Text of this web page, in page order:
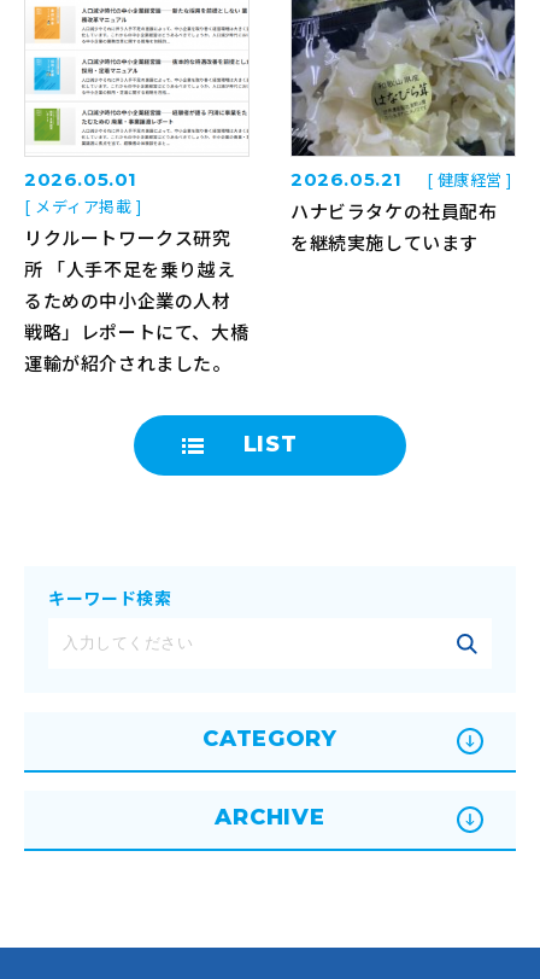
2026.05.01
[ メディア掲載 ]
リクルートワークス研究
所 「人手不足を乗り越え
るための中小企業の人材
戦略」レポートにて、大橋
運輸が紹介されました。
LIST
2026.05.21 [ 健康経営 ]
ハナビラタケの社員配布
を継続実施しています
キーワード検索
CATEGORY
ARCHIVE